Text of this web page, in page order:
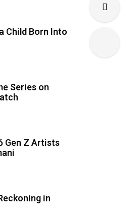
Child Born Into
Series on
Gen Z Artists
in